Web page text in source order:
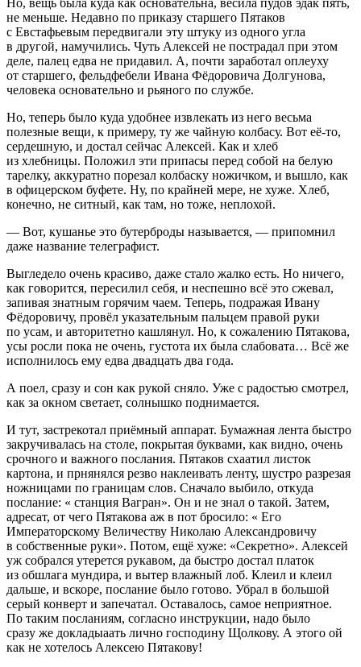
Но, вещь была куда как основательна, весила пудов эдак пять,
не меньше. Недавно по приказу старшего Пятаков
с Евстафьевым передвигали эту штуку из одного угла
в другой, намучились. Чуть Алексей не пострадал при этом
деле, палец едва не придавил. А, почти заработал оплеуху
от старшего, фельдфебели Ивана Фёдоровича Долгунова,
человека основательно и рьяного по службе.
Но, теперь было куда удобнее извлекать из него весьма
полезные вещи, к примеру, ту же чайную колбасу. Вот её-то,
сердешную, и достал сейчас Алексей. Как и хлеб
из хлебницы. Положил эти припасы перед собой на белую
тарелку, аккуратно порезал колбаску ножичком, и вышло, как
в офицерском буфете. Ну, по крайней мере, не хуже. Хлеб,
конечно, не ситный, как там, но тоже, неплохой.
— Вот, кушанье это бутерброды называется, — припомнил
даже название телеграфист.
Выгледело очень красиво, даже стало жалко есть. Но ничего,
как говорится, пересилил себя, и неспешно всё это сжевал,
запивая знатным горячим чаем. Теперь, подражая Ивану
Фёдоровичу, провёл указательным пальцем правой руки
по усам, и авторитетно кашлянул. Но, к сожалению Пятакова,
усы росли пока не очень, густота их была слабовата… Всё же
исполнилось ему едва двадцать два года.
А поел, сразу и сон как рукой сняло. Уже с радостью смотрел,
как за окном светает, солнышко поднимается.
И тут, застрекотал приёмный аппарат. Бумажная лента быстро
закручивалась на столе, покрытая буквами, как видно, очень
срочного и важного послания. Пятаков схаатил листок
картона, и прнянялся резво наклеивать ленту, шустро разрезая
ножницами по границам слов. Сначало выбило, откуда
послание: « станция Вагран». Он и не знал о такой. Затем,
адресат, от чего Пятакова аж в пот бросило: « Его
Императорскому Величеству Николаю Александровичу
в собственные руки». Потом, ещё хуже: «Секретно». Алексей
уж собрался утерется рукавом, да быстро достал платок
из обшлага мундира, и вытер влажный лоб. Клеил и клеил
дальше, и вскоре, послание было готово. Убрал в большой
серый конверт и запечатал. Оставалось, самое неприятное.
По таким посланиям, согласно инструкции, надо было
сразу же докладыаать лично господину Щолкову. А этого ой
как не хотелось Алексею Пятакову!